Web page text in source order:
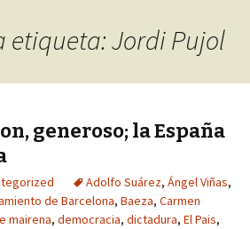
etiqueta: Jordi Pujol
generoso; la España
Adolfo Suárez, Ángel Viñas,
de Barcelona, Baeza, Carmen
mairena, democracia, dictadura, El Pais,